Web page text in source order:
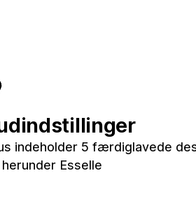
indeholder 5 færdiglavede
Esselle